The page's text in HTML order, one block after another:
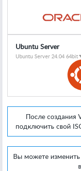
Ubuntu Server
Ubuntu Server 24.04 64bit
После создания
подключить свой
Вы можете